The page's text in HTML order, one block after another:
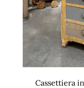
Cassettiera